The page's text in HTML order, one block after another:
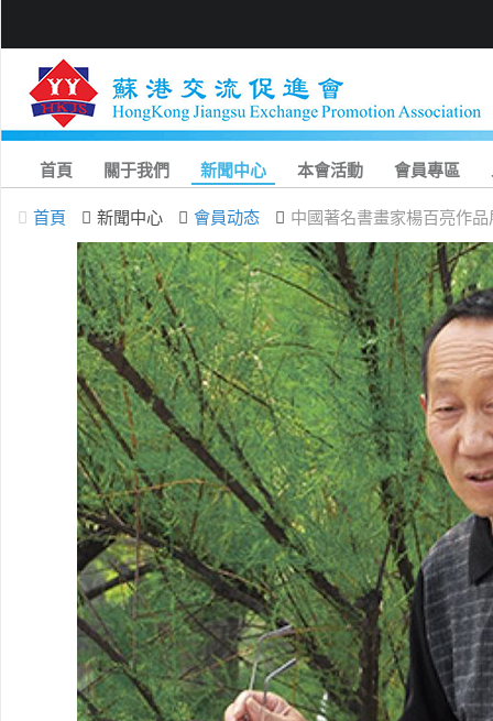
首頁 關于我們 新聞中心 本會活動 會員專區
首頁 新聞中心 會員动态 中國著名書畫家楊百亮作